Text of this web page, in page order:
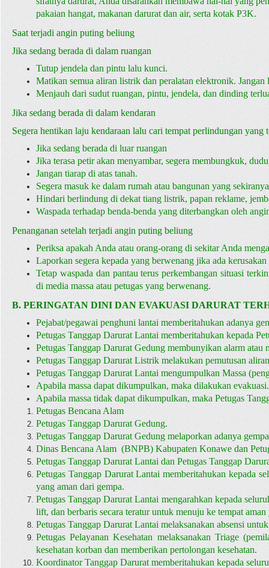
pakaian hangat, makanan darurat dan air, serta kotak P3K.
Saat terjadi angin puting beliung
Jika sedang berada di dalam ruangan
Tutup jendela dan pintu lalu kunci.
Matikan semua aliran listrik dan peralatan elektronik.
Menjauh dari sudut ruangan, pintu, jendela, dan dinding
Jika sedang berada di dalam kendaran
Segera hentikan laju kendaraan lalu cari tempat perlindungan yang
Jika sedang berada di luar ruangan
Jika terasa petir akan menyambar, segera membungkuk,
Jangan tiarap di atas tanah.
Segera masuk ke dalam rumah atau bangunan yang
Hindari berlindung di dekat tiang listrik, papan reklame,
Waspada terhadap benda-benda yang diterbangkan oleh
Penanganan setelah terjadi angin puting beliung
Periksa apakah Anda atau orang-orang di sekitar Anda
Laporkan segera kepada yang berwenang jika ada
Tetap waspada dan pantau terus perkembangan situasi
di media massa atau petugas yang berwenang.
B. PERINGATAN DINI DAN EVAKUASI DARURAT
Pejabat/pegawai penghuni lantai memberitahukan adanya
Petugas Tanggap Darurat Lantai memberitahukan kepada
Petugas Tanggap Darurat Gedung membunyikan alarm atau
Petugas Tanggap Darurat Listrik melakukan pemutusan
Petugas Tanggap Darurat Lantai mengumpulkan Massa
Apabila massa dapat dikumpulkan, maka dilakukan evakuasi.
Apabila massa tidak dapat dikumpulkan, maka Petugas
Petugas Bencana Alam
Petugas Tanggap Darurat Gedung.
Petugas Tanggap Darurat Gedung melaporkan adanya
Dinas Bencana Alam (BNPB) Kabupaten Konawe dan
Petugas Tanggap Darurat Lantai dan Petugas Tanggap
Petugas Tanggap Darurat Lantai memberitahukan kepada
yang aman dari gempa.
Petugas Tanggap Darurat Lantai mengarahkan kepada
lift, dan berbaris secara teratur untuk menuju ke tempat
Petugas Tanggap Darurat Lantai melaksanakan absensi
Petugas Pelayanan Kesehatan melaksanakan Triage
kesehatan korban dan memberikan pertolongan kesehatan.
Koordinator Tanggap Darurat memberitahukan kepada